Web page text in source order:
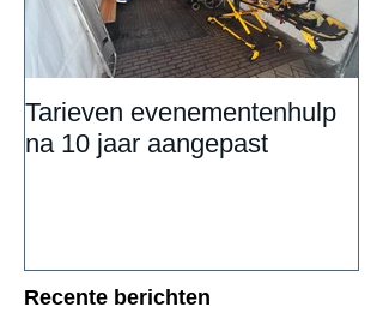
Tarieven evenementenhulp
na 10 jaar aangepast
Recente berichten